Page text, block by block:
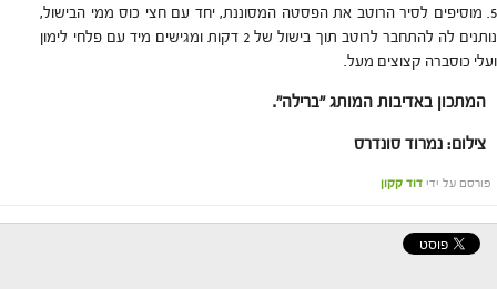
מוסיפים לסיר הרוטב את הפסטה המסוננת, יחד עם חצי כוס ממי הבישול,
נותנים לה להתחבר לרוטב תוך בישול של 2 דקות ומגישים מיד עם פלחי לימון
ועלי כוסברה קצוצים מעל.
המתכון באדיבות המותג "ברילה".
צילום: נמרוד סונדרס
פורסם על ידי דוד קקון